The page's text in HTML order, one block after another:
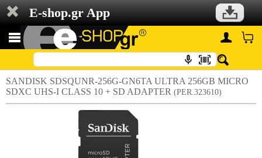
E-shop.gr App
SANDISK SDSQUNR-256G-GN6TA ULTRA 256GB MICRO
SDXC UHS-I CLASS 10 + SD ADAPTER (PER.323610)